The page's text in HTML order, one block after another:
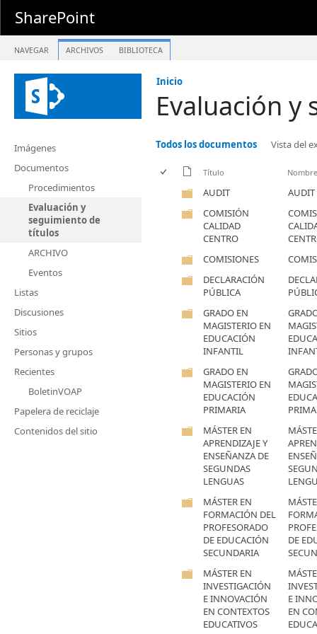
SharePoint
NAVEGAR ARCHIVOS BIBLIOTECA
Inicio
Evaluación
Imágenes
Documentos
Procedimientos
Evaluación y
seguimiento de
títulos
ARCHIVO
Eventos
Listas
Discusiones
Sitios
Personas y grupos
Recientes
BoletinVOAP
Papelera de reciclaje
Contenidos del sitio
Todos los documentos Vista del
Título Nombre
AUDIT
AUDIT
COMISIÓN
CALIDAD
CENTRO
COMISIONES
DECLARACIÓN
PÚBLICA
GRADO EN
MAGISTERIO EN
EDUCACIÓN
INFANTIL
GRADO EN
MAGISTERIO EN
EDUCACIÓN
PRIMARIA
MÁSTER EN
APRENDIZAJE Y
ENSEÑANZA DE
SEGUNDAS
LENGUAS
MÁSTER EN
FORMACIÓN DEL
PROFESORADO
DE EDUCACIÓN
SECUNDARIA
DE
MÁSTER EN
INVESTIGACIÓN
E INNOVACIÓN
EN CONTEXTOS
EDUCATIVOS
E
EN